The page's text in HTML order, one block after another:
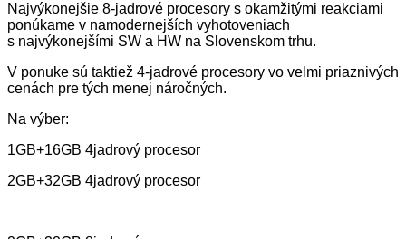
Najvýkonejšie 8-jadrové procesory s okamžitými reakciami
ponúkame v namodernejších vyhotoveniach
s najvýkonejšími SW a HW na Slovenskom trhu.
V ponuke sú taktiež 4-jadrové procesory vo velmi priaznivých
cenách pre tých menej náročných.
Na výber:
1GB+16GB 4jadrový procesor
2GB+32GB 4jadrový procesor